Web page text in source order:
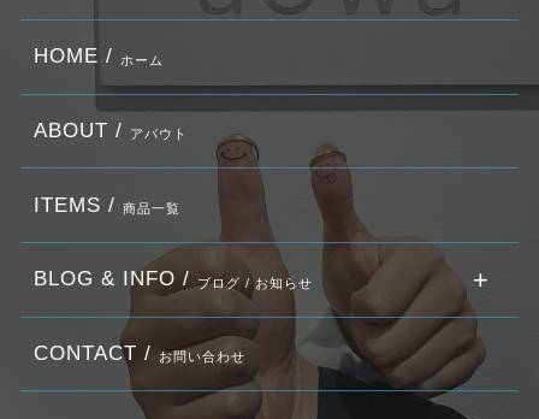
HOME / ホーム
ABOUT / アバウト
ITEMS / 商品一覧
BLOG & INFO / ブログ / お知らせ
CONTACT / お問い合わせ